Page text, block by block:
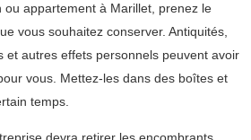
ou appartement à Marillet, prenez le
vous souhaitez conserver. Antiquités,
et autres effets personnels peuvent avoir
vous. Mettez-les dans des boîtes et
temps.